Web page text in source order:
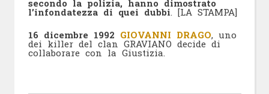
secondo la polizia, hanno dimostrato
l’infondatezza di quei dubbi. [LA STAMPA]
16 dicembre 1992 GIOVANNI DRAGO, uno
dei killer del clan GRAVIANO decide di
collaborare con la Giustizia.